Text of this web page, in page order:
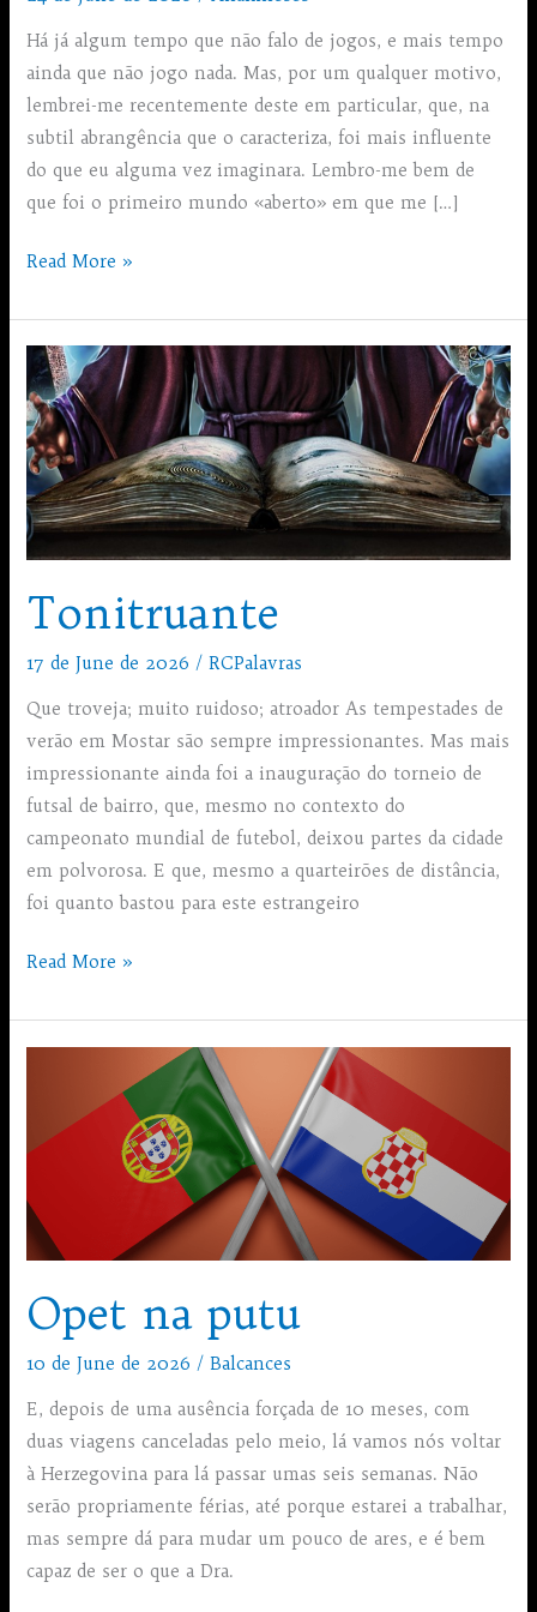
Há já algum tempo que não falo de jogos, e mais tempo
ainda que não jogo nada. Mas, por um qualquer motivo,
lembrei-me recentemente deste em particular, que, na
subtil abrangência que o caracteriza, foi mais influente
do que eu alguma vez imaginara. Lembro-me bem de
que foi o primeiro mundo «aberto» em que me […]
Betrayal
Antara
Read More »
Tonitruante
17 de June de 2026 /RCPalavras
Que troveja; muito ruidoso; atroador As tempestades de
verão em Mostar são sempre impressionantes. Mas mais
impressionante ainda foi a inauguração do torneio de
futsal de bairro, que, mesmo no contexto do
campeonato mundial de futebol, deixou partes da cidade
em polvorosa. E que, mesmo a quarteirões de distância,
foi quanto bastou para este estrangeiro
Tonitruante
Read More »
Opet na putu
10 de June de 2026 /Balcances
E, depois de uma ausência forçada de 10 meses, com
duas viagens canceladas pelo meio, lá vamos nós voltar
à Herzegovina para lá passar umas seis semanas. Não
serão propriamente férias, até porque estarei a trabalhar,
mas sempre dá para mudar um pouco de ares, e é bem
capaz de ser o que a Dra.